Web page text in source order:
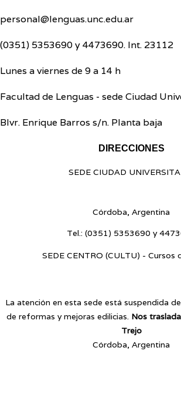
personal@lenguas.unc.edu.ar
(0351) 5353690 y 4473690. Int. 23112
Lunes a viernes de 9 a 14 h
Facultad de Lenguas - sede Ciudad
Blvr. Enrique Barros s/n. Planta baja
DIRECCIONES
SEDE CIUDAD
Córdoba, Argentina
Tel.: (0351) 5353690 y
SEDE CENTRO (CULTU) - Cursos
La atención en esta sede está suspendida
de reformas y mejoras edilicias. Nos
Trejo
Córdoba, Argentina